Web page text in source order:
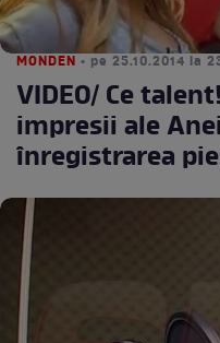
MONDEN • pe 25.10.2014 la
VIDEO/ Ce
impresii ale
înregistrarea